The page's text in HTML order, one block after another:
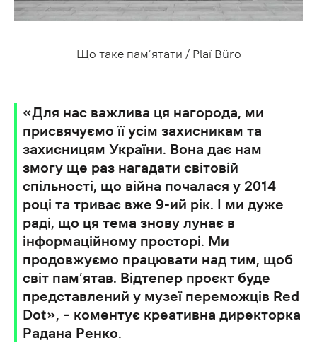
Що таке пам’ятати / Plaї Büro
«Для нас важлива ця нагорода, ми
присвячуємо її усім захисникам та
захисницям України. Вона дає нам
змогу ще раз нагадати світовій
спільності, що війна почалася у 2014
році та триває вже 9-ий рік. І ми дуже
раді, що ця тема знову лунає в
інформаційному просторі. Ми
продовжуємо працювати над тим, щоб
світ пам’ятав. Відтепер проєкт буде
представлений у музеї переможців Red
Dot», – коментує креативна директорка
Радана Ренко.